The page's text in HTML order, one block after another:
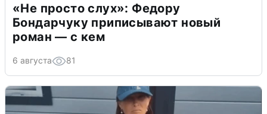
«Не просто слух»: Федору
Бондарчуку приписывают новый
роман — с кем
6 августа 81